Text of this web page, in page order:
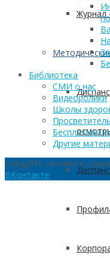
Журнал
Библиотека
СМИ о нас
Видеоролики
Школы
Бесплатная
Другие
Следуйте за нами в
ВКонтакте